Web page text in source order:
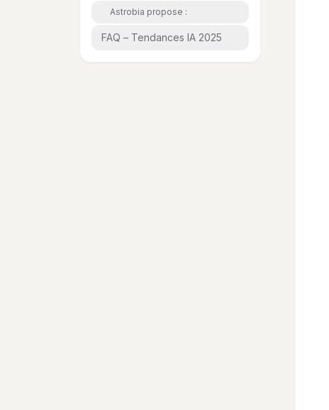
Astrobia propose :
FAQ – Tendances IA 2025